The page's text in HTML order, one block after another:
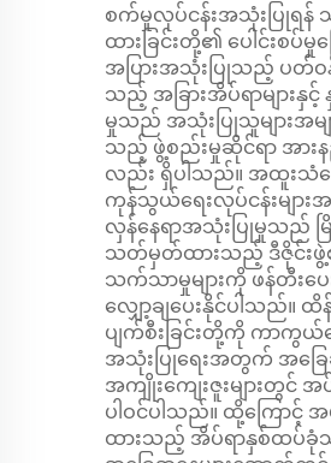
စက်မှုလုပ်ငန်းအသုံးပြုရန်
ထားခြင်းတို့၏ ပေါင်းစ
အပြားအသုံးပြုသည့် ပတ်ဝန်
သည့် အခြားအိပ်ရာများနှ
မှုသည် အသုံးပြုသူများအမျ
သည့် ဖွဲ့စည်းမှုဆိုင်ရာ အားန
လည်း ရှိပါသည်။ အထူးသံခ
ကုန်သွယ်ရေးလုပ်ငန်းမျာ
လှန်နေရာအသုံးပြုမှုသည် မြို့
သတ်မှတ်ထားသည့် ဒီဇိုင်းဖွဲ့
သက်သာမှုများကို ဖန်တီး
လျှော့ချပေးနိုင်ပါသည်။ ထိ
ပျက်စီးခြင်းတို့ကို ကာကွယ်
အသုံးပြုရေးအတွက် အခြေခံ
အကျိုးကျေးဇူးများတွင်
ပါဝင်ပါသည်။ ထို့ကြောင့်
ထားသည့် အိပ်ရာနှစ်ထပ်ခုံသ